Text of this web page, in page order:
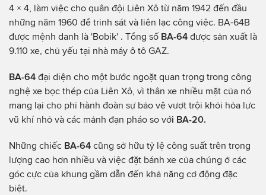
4 × 4, làm việc cho quân đội Liên Xô từ năm 1942 đến đầu
những năm 1960 để trinh sát và liên lạc công việc. BA-64B
được mệnh danh là 'Bobik' . Tổng số BA-64 được sản xuất là
9.110 xe, chủ yếu tại nhà máy ô tô GAZ.
BA-64 đại diện cho một bước ngoặt quan trọng trong công
nghệ xe bọc thép của Liên Xô, vì thân xe nhiều mặt của nó
mang lại cho phi hành đoàn sự bảo vệ vượt trội khỏi hỏa lực
vũ khí nhỏ và các mảnh đạn pháo so với BA-20.
Những chiếc BA-64 cũng sở hữu tỷ lệ công suất trên trọng
lượng cao hơn nhiều và việc đặt bánh xe của chúng ở các
góc cực của khung gầm dẫn đến khả năng cơ động đặc
biệt.